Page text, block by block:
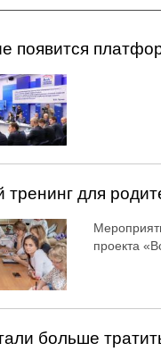
появится
тренинг для
проекта
больше